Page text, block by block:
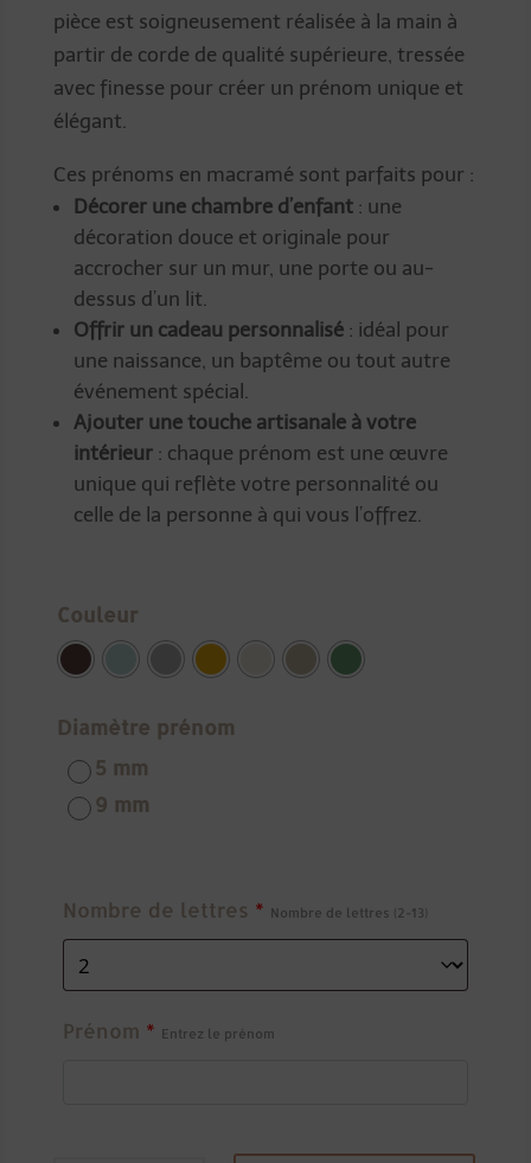
pièce est soigneusement réalisée à la main à
partir de corde de qualité supérieure, tressée
avec finesse pour créer un prénom unique et
élégant.
Ces prénoms en macramé sont parfaits pour :
Décorer une chambre d’enfant: une
décoration douce et originale pour
accrocher sur un mur, une porte ou au-
dessus d’un lit.
Offrir un cadeau personnalisé: idéal pour
une naissance, un baptême ou tout autre
événement spécial.
Ajouter une touche artisanale à votre
intérieur: chaque prénom est une œuvre
unique qui reflète votre personnalité ou
celle de la personne à qui vous l’offrez.
Couleur
Diamètre prénom
5 mm
9 mm
Nombre de lettres * Nombre de lettres (2-13)
Prénom * Entrez le prénom